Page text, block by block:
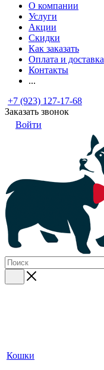
О компании
Услуги
Акции
Скидки
Как заказать
Оплата и доставка
Контакты
...
+7 (923) 127-17-68
Заказать звонок
Войти
Кошки